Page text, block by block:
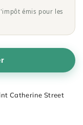
émis pour les
Catherine Street